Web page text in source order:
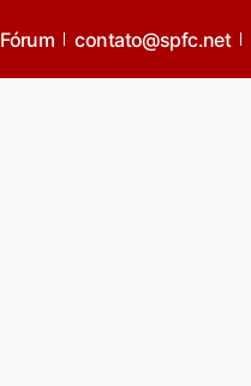
Fórum contato@spfc.net